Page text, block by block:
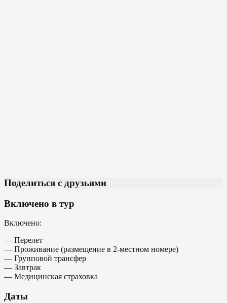
Поделиться с друзьями
Включено в тур
Включено:
— Перелет
— Проживание (размещение в 2-местном номере)
— Групповой трансфер
— Завтрак
— Медицинская страховка
Даты